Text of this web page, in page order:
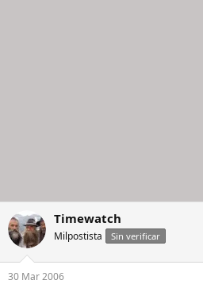
Timewatch
Milpostista Sin verificar
30 Mar 2006